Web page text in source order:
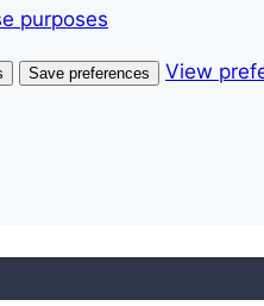
purposes
Save preferences View